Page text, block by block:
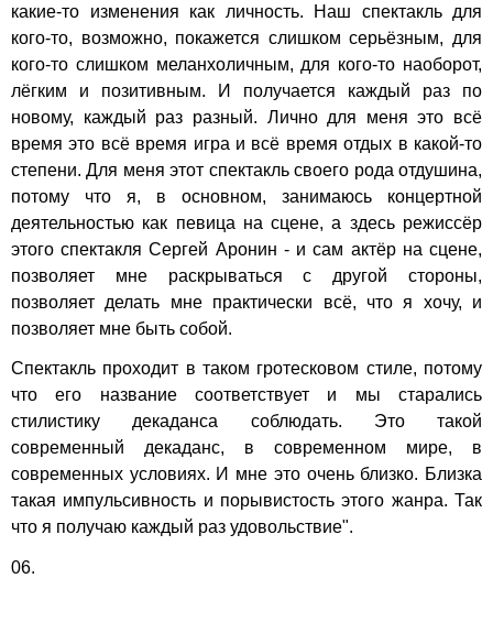
какие-то изменения как личность. Наш спектакль для
кого-то, возможно, покажется слишком серьёзным, для
кого-то слишком меланхоличным, для кого-то наоборот,
лёгким и позитивным. И получается каждый раз по
новому, каждый раз разный. Лично для меня это всё
время это всё время игра и всё время отдых в какой-то
степени. Для меня этот спектакль своего рода отдушина,
потому что я, в основном, занимаюсь концертной
деятельностью как певица на сцене, а здесь режиссёр
этого спектакля Сергей Аронин - и сам актёр на сцене,
позволяет мне раскрываться с другой стороны,
позволяет делать мне практически всё, что я хочу, и
позволяет мне быть собой.
Спектакль проходит в таком гротесковом стиле, потому
что его название соответствует и мы старались
стилистику декаданса соблюдать. Это такой
современный декаданс, в современном мире, в
современных условиях. И мне это очень близко. Близка
такая импульсивность и порывистость этого жанра. Так
что я получаю каждый раз удовольствие".
06.